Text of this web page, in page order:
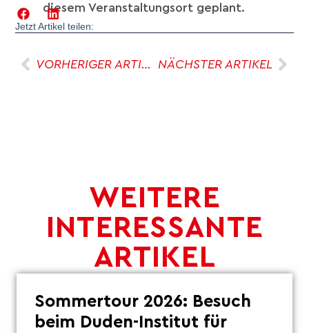
diesem Veranstaltungsort geplant.
Jetzt Artikel teilen:
VORHERIGER ARTIKEL NÄCHSTER ARTIKEL
WEITERE
INTERESSANTE
ARTIKEL
Sommertour 2026: Besuch
beim Duden-Institut für